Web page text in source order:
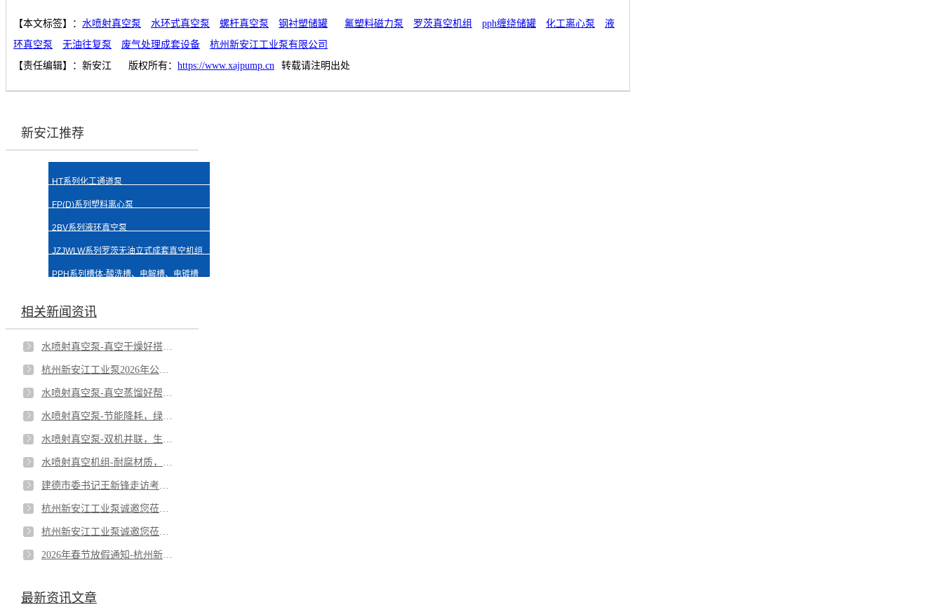
【本文标签】： 水喷射真空泵 水环式真空泵 螺杆真空泵 钢衬塑储罐 氟塑料磁力泵 罗茨真空机组 pph缠绕储罐 化工离心泵
液
环真空泵
无油往复泵 废气处理成套设备
杭州新安江工业泵有限公司
【责任编辑】： 新安江 版权所有： https://www.xajpump.cn 转载请注明出处
新安江推荐
HT系列化工通道泵
FP(D)系列塑料离心泵
2BV系列液环真空泵
JZJWLW系列罗茨无油立式成套真空机组
PPH系列槽体-酸洗槽、电解槽、电镀槽、清洗槽、萃取槽、储液槽等
相关新闻资讯
水喷射真空泵-真空干燥好搭档-低温干燥，高能与品质兼得
杭州新安江工业泵2026年公司年中总结会议-实干破局，品质制胜，锚定更长远的未来
水喷射真空泵-真空蒸馏好帮手；低温蒸馏，守护热敏物料品质
水喷射真空泵-节能降耗，绿色生产之选；低能耗设计，为企业降本增效。
水喷射真空泵-双机并联，生产不停机
水喷射真空机组-耐腐材质，应对严苛工况；全塑机身，无惧酸碱侵蚀。
建德市委书记王新锋走访考察我公司-杭州新安江工业泵有限公司
杭州新安江工业泵诚邀您莅临第十八届CIBF深圳国际电池技术交流会/展览会！
杭州新安江工业泵诚邀您莅临第94届API上海展会！
2026年春节放假通知-杭州新安江工业泵有限公司
最新资讯文章